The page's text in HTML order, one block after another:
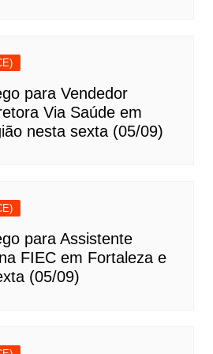
para Vendedor
Via Saúde em
nesta sexta (05/09)
para Assistente
FIEC em Fortaleza e
(05/09)